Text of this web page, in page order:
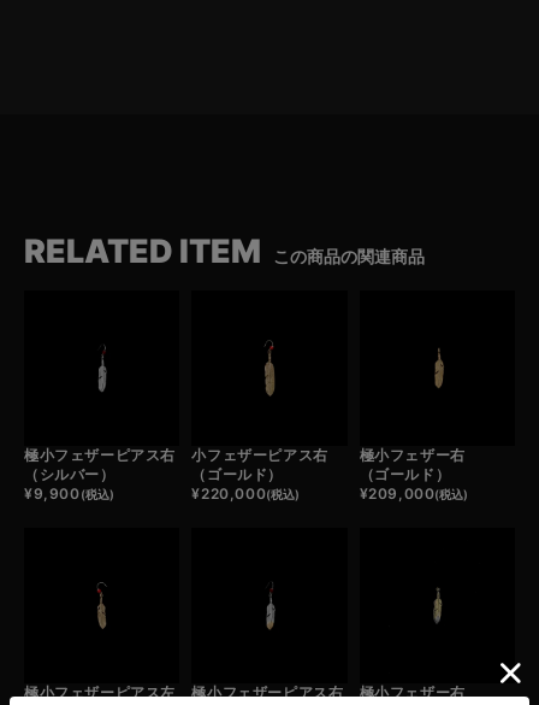
RELATED ITEM この商品の関連商品
極小フェザーピアス右
（シルバー）
¥9,900(税込)
小フェザーピアス右
（ゴールド）
¥220,000(税込)
極小フェザー右
（ゴールド）
¥209,000(税込)
極小フェザーピアス左
極小フェザーピアス右
極小フェザー右